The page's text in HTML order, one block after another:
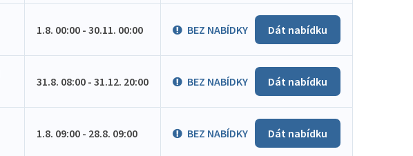
1.8. 00:00 - 30.11. 00:00 BEZ NABÍDKY Dát nabídku
31.8. 08:00 - 31.12. 20:00 BEZ NABÍDKY Dát nabídku
1.8. 09:00 - 28.8. 09:00 BEZ NABÍDKY Dát nabídku